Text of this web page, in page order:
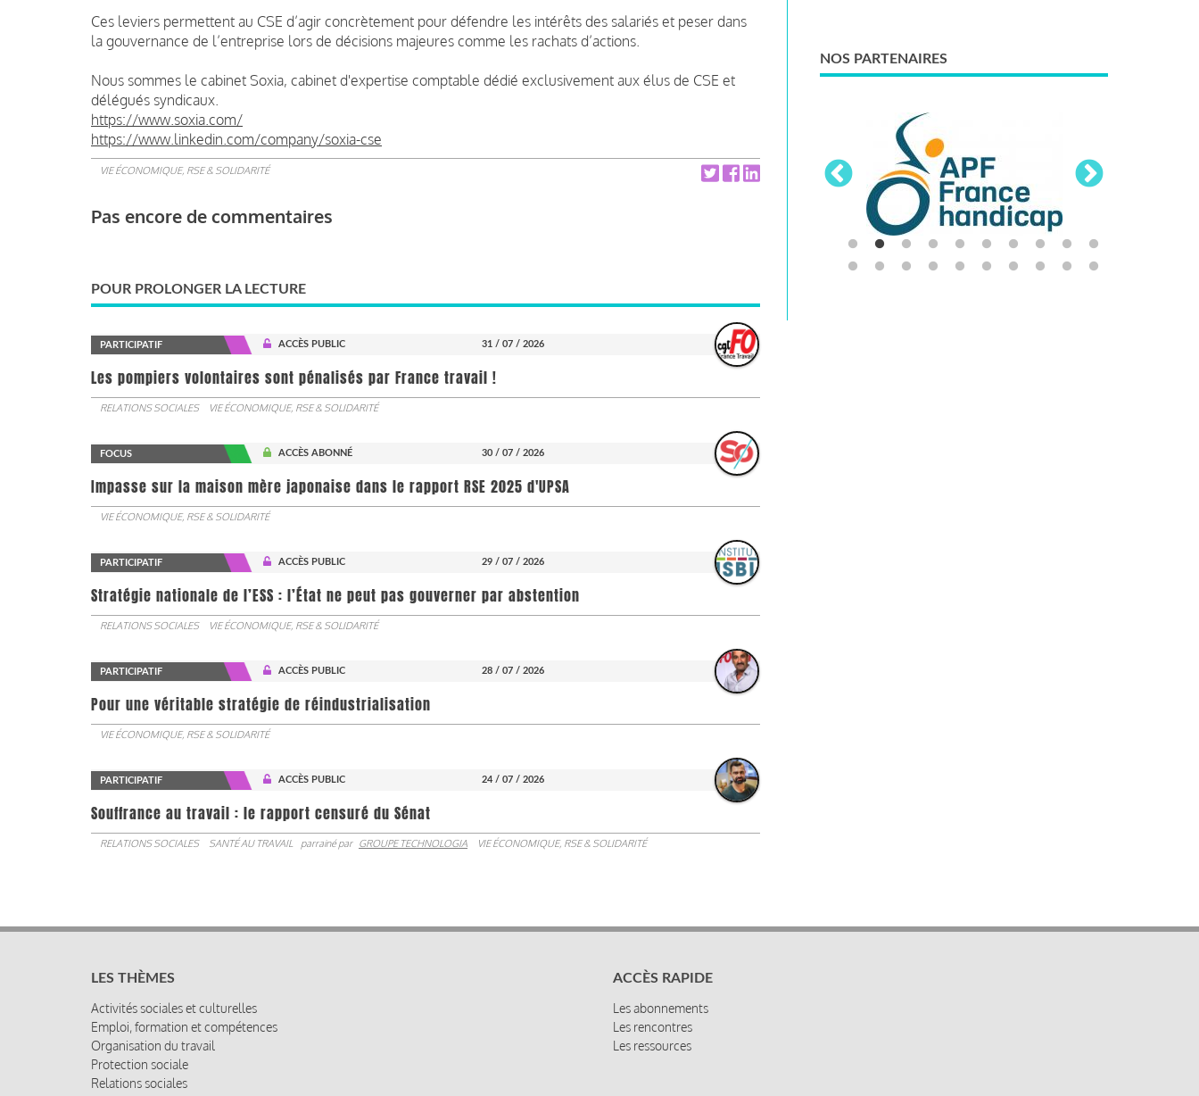
Ces leviers permettent au CSE d’agir concrètement pour défendre les intérêts des salariés et peser dans
la gouvernance de l’entreprise lors de décisions majeures comme les rachats d’actions.
Nous sommes le cabinet Soxia, cabinet d'expertise comptable dédié exclusivement aux élus de CSE et
délégués syndicaux.
https://www.soxia.com/
https://www.linkedin.com/company/soxia-cse
VIE ÉCONOMIQUE, RSE & SOLIDARITÉ
Pas encore de commentaires
POUR PROLONGER LA LECTURE
PARTICIPATIF ACCÈS PUBLIC 31 / 07 / 2026
Les pompiers volontaires sont pénalisés par France travail !
RELATIONS SOCIALES VIE ÉCONOMIQUE, RSE & SOLIDARITÉ
FOCUS ACCÈS ABONNÉ 30 / 07 / 2026
Impasse sur la maison mère japonaise dans le rapport RSE 2025 d'UPSA
VIE ÉCONOMIQUE, RSE & SOLIDARITÉ
PARTICIPATIF ACCÈS PUBLIC 29 / 07 / 2026
Stratégie nationale de l’ESS : l’État ne peut pas gouverner par abstention
RELATIONS SOCIALES VIE ÉCONOMIQUE, RSE & SOLIDARITÉ
PARTICIPATIF ACCÈS PUBLIC 28 / 07 / 2026
Pour une véritable stratégie de réindustrialisation
VIE ÉCONOMIQUE, RSE & SOLIDARITÉ
PARTICIPATIF ACCÈS PUBLIC 24 / 07 / 2026
Souffrance au travail : le rapport censuré du Sénat
RELATIONS SOCIALES SANTÉ AU TRAVAIL parrainé par GROUPE TECHNOLOGIA VIE ÉCONOMIQUE, RSE & SOLIDARITÉ
NOS PARTENAIRES
LES THÈMES
Activités sociales et culturelles
Emploi, formation et compétences
Organisation du travail
Protection sociale
Relations sociales
ACCÈS RAPIDE
Les abonnements
Les rencontres
Les ressources